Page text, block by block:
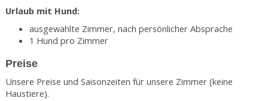
Urlaub mit Hund:
ausgewählte Zimmer, nach persönlicher Absprache
1 Hund pro Zimmer
Preise
Unsere Preise und Saisonzeiten für unsere Zimmer (keine
Haustiere).